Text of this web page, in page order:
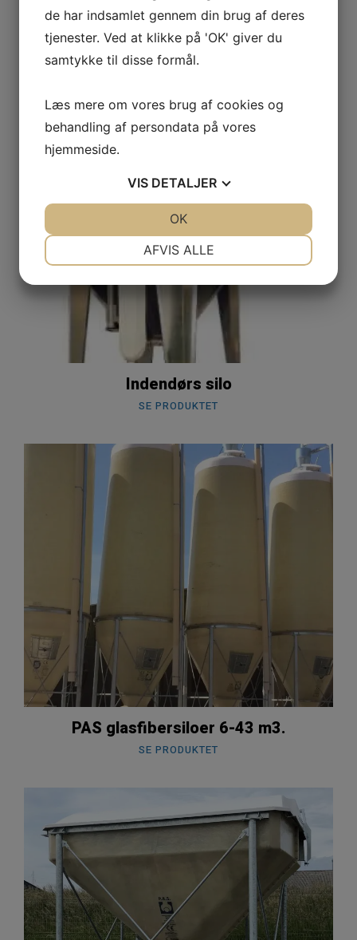
Glasfibersiloer 2-3 m3. (Flytbare).
SE PRODUKTET
Indendørs silo
SE PRODUKTET
PAS glasfibersiloer 6-43 m3.
SE PRODUKTET
de har indsamlet gennem din brug af deres
tjenester. Ved at klikke på 'OK' giver du
samtykke til disse formål.
Læs mere om vores brug af cookies og
behandling af persondata på vores
hjemmeside.
VIS DETALJER
MARKETING
AFVIS ALLE
OK